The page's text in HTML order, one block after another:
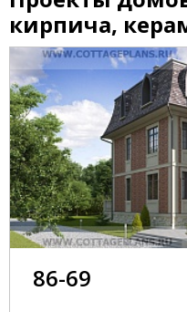
кирпича,
86-69